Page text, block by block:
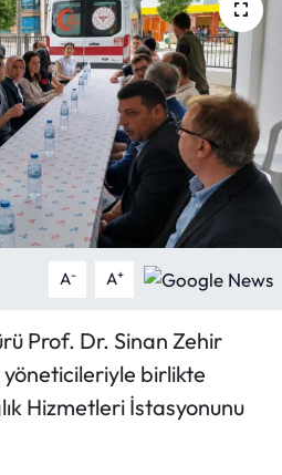
A- A+
Prof. Dr. Sinan Zehir
birlikte
Hizmetleri İstasyonunu